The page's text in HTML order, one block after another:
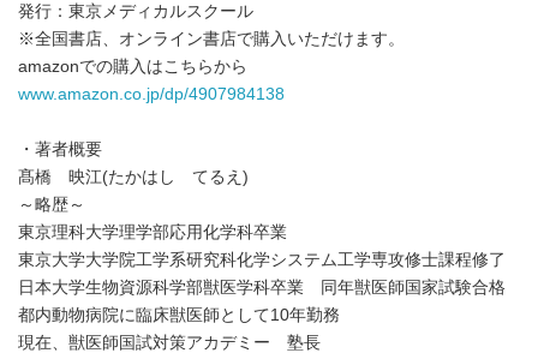
発行：東京メディカルスクール
※全国書店、オンライン書店で購入いただけます。
amazonでの購入はこちらから
www.amazon.co.jp/dp/4907984138
・著者概要
髙橋 映江(たかはし てるえ)
～略歴～
東京理科大学理学部応用化学科卒業
東京大学大学院工学系研究科化学システム工学専攻修士課程修了
日本大学生物資源科学部獣医学科卒業 同年獣医師国家試験合格
都内動物病院に臨床獣医師として10年勤務
現在、獣医師国試対策アカデミー 塾長